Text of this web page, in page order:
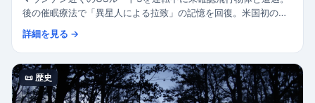
後の催眠療法で「異星人による拉致」の記憶を回復。米国初の有
名な異星人拉致事件。
詳細を見る →
📜 歴史